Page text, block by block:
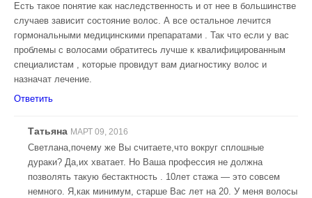
Есть такое понятие как наследственность и от нее в большинстве
случаев зависит состояние волос. А все остальное лечится
гормональными медицинскими препаратами . Так что если у вас
проблемы с волосами обратитесь лучше к квалифицированным
специалистам , которые провидут вам диагностику волос и
назначат лечение.
Ответить
Татьяна МАРТ 09, 2016
Светлана,почему же Вы считаете,что вокруг сплошные
дураки? Да,их хватает. Но Ваша профессия не должна
позволять такую бестактность . 10лет стажа — это совсем
немного. Я,как минимум, старше Вас лет на 20. У меня волосы